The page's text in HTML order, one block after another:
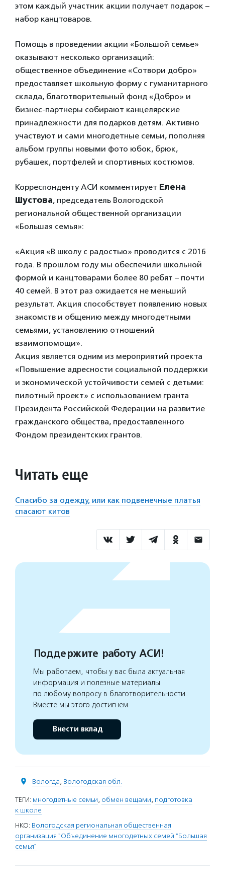
этом каждый участник акции получает подарок –
набор канцтоваров.
Помощь в проведении акции «Большой семье»
оказывают несколько организаций:
общественное объединение «Сотвори добро»
предоставляет школьную форму с гуманитарного
склада, благотворительный фонд «Добро» и
бизнес-партнеры собирают канцелярские
принадлежности для подарков детям. Активно
участвуют и сами многодетные семьи, пополняя
альбом группы новыми фото юбок, брюк,
рубашек, портфелей и спортивных костюмов.
Корреспонденту АСИ комментирует Елена
Шустова, председатель Вологодской
региональной общественной организации
«Большая семья»:
«Акция «В школу с радостью» проводится с 2016
года. В прошлом году мы обеспечили школьной
формой и канцтоварами более 80 ребят – почти
40 семей. В этот раз ожидается не меньший
результат. Акция способствует появлению новых
знакомств и общению между многодетными
семьями, установлению отношений
взаимопомощи».
Акция является одним из мероприятий проекта
«Повышение адресности социальной поддержки
и экономической устойчивости семей с детьми:
пилотный проект» с использованием гранта
Президента Российской Федерации на развитие
гражданского общества, предоставленного
Фондом президентских грантов.
Читать еще
Спасибо за одежду, или как подвенечные платья
спасают китов
Поддержите работу АСИ!
Мы работаем, чтобы у вас была актуальная
информация и полезные материалы
по любому вопросу в благотворительности.
Вместе мы этого достигнем
Внести вклад
Вологда, Вологодская обл.
ТЕГИ: многодетные семьи, обмен вещами, подготовка
к школе
НКО: Вологодская региональная общественная
организация "Объединение многодетных семей "Большая
семья"